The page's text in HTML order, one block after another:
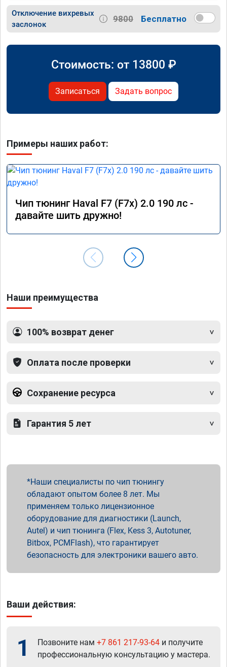
Отключение вихревых
заслонок
9800 Бесплатно
Стоимость: от 13800 ₽
Записаться Задать вопрос
Примеры наших работ:
Чип тюнинг Haval F7 (F7x) 2.0 190 лс -
давайте шить дружно!
Наши преимущества
100% возврат денег
Оплата после проверки
Сохранение ресурса
Гарантия 5 лет
Наши специалисты по чип тюнингу
обладают опытом более 8 лет. Мы
применяем только лицензионное
оборудование для диагностики (Launch,
Autel) и чип тюнинга (Flex, Kess 3, Autotuner,
Bitbox, PCMFlash), что гарантирует
безопасность для электроники вашего авто.
Ваши действия:
1 Позвоните нам +7 861 217-93-64 и получите
профессиональную консультацию у мастера.